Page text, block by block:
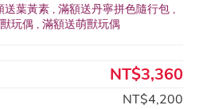
葉黃素 , 滿額送丹寧拼色隨行包 ,
玩偶 , 滿額送萌獸玩偶
NT$3,360
NT$4,200